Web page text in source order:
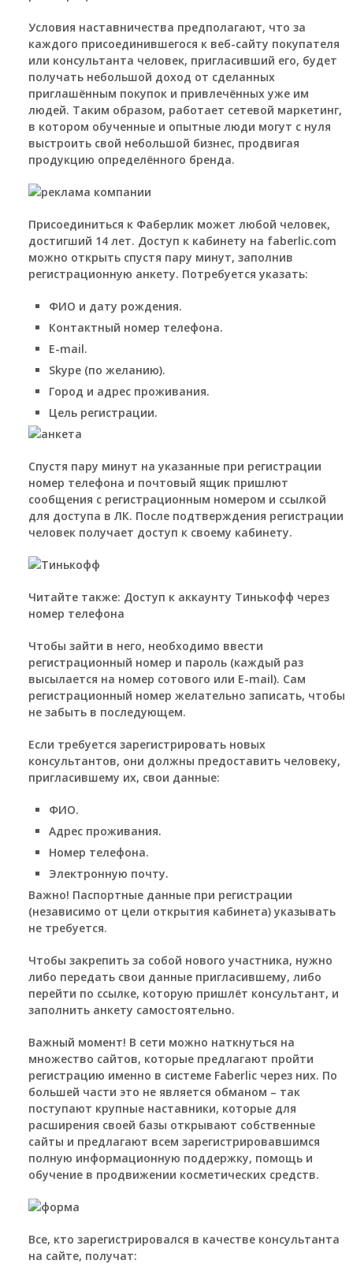
Условия наставничества предполагают, что за
каждого присоединившегося к веб-сайту покупателя
или консультанта человек, пригласивший его, будет
получать небольшой доход от сделанных
приглашённым покупок и привлечённых уже им
людей. Таким образом, работает сетевой маркетинг,
в котором обученные и опытные люди могут с нуля
выстроить свой небольшой бизнес, продвигая
продукцию определённого бренда.
Присоединиться к Фаберлик может любой человек,
достигший 14 лет. Доступ к кабинету на faberlic.com
можно открыть спустя пару минут, заполнив
регистрационную анкету. Потребуется указать:
ФИО и дату рождения.
Контактный номер телефона.
E-mail.
Skype (по желанию).
Город и адрес проживания.
Цель регистрации.
Спустя пару минут на указанные при регистрации
номер телефона и почтовый ящик пришлют
сообщения с регистрационным номером и ссылкой
для доступа в ЛК. После подтверждения регистрации
человек получает доступ к своему кабинету.
Читайте также: Доступ к аккаунту Тинькофф через
номер телефона
Чтобы зайти в него, необходимо ввести
регистрационный номер и пароль (каждый раз
высылается на номер сотового или Е-mail). Сам
регистрационный номер желательно записать, чтобы
не забыть в последующем.
Если требуется зарегистрировать новых
консультантов, они должны предоставить человеку,
пригласившему их, свои данные:
ФИО.
Адрес проживания.
Номер телефона.
Электронную почту.
Важно! Паспортные данные при регистрации
(независимо от цели открытия кабинета) указывать
не требуется.
Чтобы закрепить за собой нового участника, нужно
либо передать свои данные пригласившему, либо
перейти по ссылке, которую пришлёт консультант, и
заполнить анкету самостоятельно.
Важный момент! В сети можно наткнуться на
множество сайтов, которые предлагают пройти
регистрацию именно в системе Faberlic через них. По
большей части это не является обманом – так
поступают крупные наставники, которые для
расширения своей базы открывают собственные
сайты и предлагают всем зарегистрировавшимся
полную информационную поддержку, помощь и
обучение в продвижении косметических средств.
Все, кто зарегистрировался в качестве консультанта
на сайте, получат: